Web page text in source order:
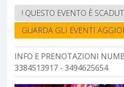
! QUESTO EVENTO È
GUARDA GLI EVENTI
INFO E PRENOTAZIONI
3384513917 - 3494625654